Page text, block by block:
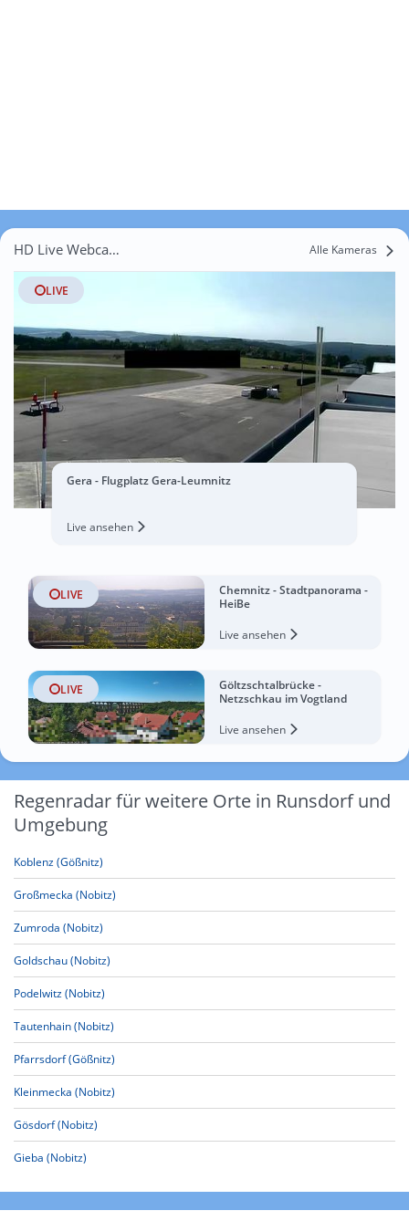
HD Live Webcams Runsdorf Alle Kameras
LIVE
Gera - Flugplatz Gera-Leumnitz
Live ansehen
LIVE
Chemnitz - Stadtpanorama -
HeiBe
Live ansehen
LIVE
Göltzschtalbrücke -
Netzschkau im Vogtland
Live ansehen
Regenradar für weitere Orte in Runsdorf und
Umgebung
Koblenz (Gößnitz)
Großmecka (Nobitz)
Zumroda (Nobitz)
Goldschau (Nobitz)
Podelwitz (Nobitz)
Tautenhain (Nobitz)
Pfarrsdorf (Gößnitz)
Kleinmecka (Nobitz)
Gösdorf (Nobitz)
Gieba (Nobitz)